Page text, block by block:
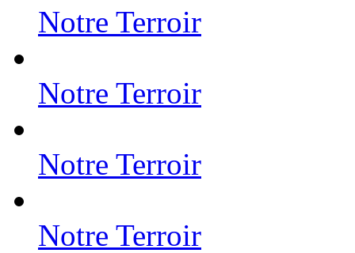
Notre Terroir
Notre Terroir
Notre Terroir
Notre Terroir